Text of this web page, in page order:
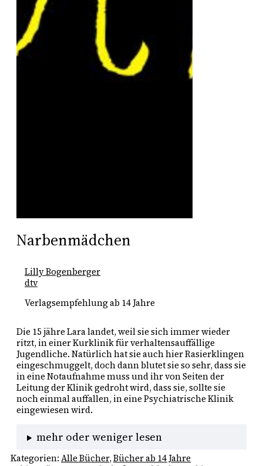
Narbenmädchen
Lilly Bogenberger
dtv
Verlagsempfehlung ab 14 Jahre
Die 15 jähre Lara landet, weil sie sich immer wieder
ritzt, in einer Kurklinik für verhaltensauffällige
Jugendliche. Natürlich hat sie auch hier Rasierklingen
eingeschmuggelt, doch dann blutet sie so sehr, dass sie
in eine Notaufnahme muss und ihr von Seiten der
Leitung der Klinik gedroht wird, dass sie, sollte sie
noch einmal auffallen, in eine Psychiatrische Klinik
eingewiesen wird.
mehr oder weniger lesen
Kategorien: Alle Bücher, Bücher ab 14 Jahre